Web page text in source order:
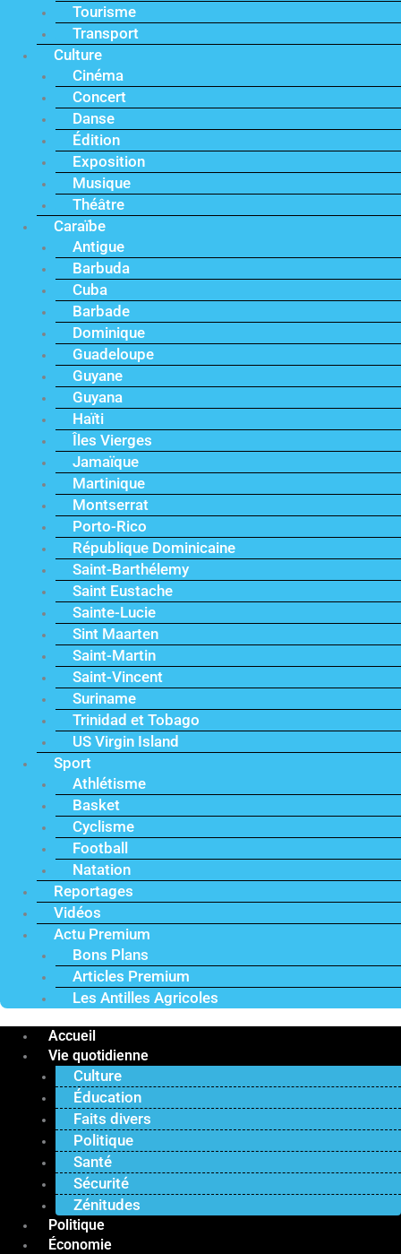
Tourisme
Transport
Culture
Cinéma
Concert
Danse
Édition
Exposition
Musique
Théâtre
Caraïbe
Antigue
Barbuda
Cuba
Barbade
Dominique
Guadeloupe
Guyane
Guyana
Haïti
Îles Vierges
Jamaïque
Martinique
Montserrat
Porto-Rico
République Dominicaine
Saint-Barthélemy
Saint Eustache
Sainte-Lucie
Sint Maarten
Saint-Martin
Saint-Vincent
Suriname
Trinidad et Tobago
US Virgin Island
Sport
Athlétisme
Basket
Cyclisme
Football
Natation
Reportages
Vidéos
Actu Premium
Bons Plans
Articles Premium
Les Antilles Agricoles
Accueil
Vie quotidienne
Culture
Éducation
Faits divers
Politique
Santé
Sécurité
Zénitudes
Politique
Économie